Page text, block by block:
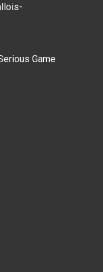
Game